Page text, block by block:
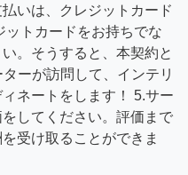
いは、クレジットカード
ットカードをお持ちでな
。そうすると、本契約と
ーが訪問して、インテリ
ネートをします！ 5.サー
してください。評価まで
受け取ることができま